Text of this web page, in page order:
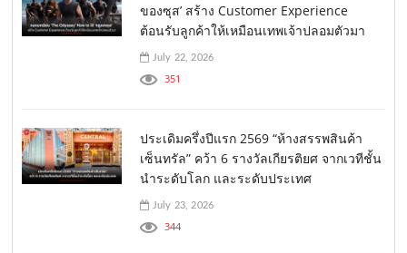
ของซุส’ สร้าง Customer Experience
ต้อนรับลูกค้าให้เหมือนเทพเจ้าปลอมตัวมา
July 22, 2026
351
ประเดิมครึ่งปีแรก 2569 “ห้างสรรพสินค้า
เซ็นทรัล” คว้า 6 รางวัลเกียรติยศ จากเวทีชั้น
นำระดับโลก และระดับประเทศ
July 23, 2026
344